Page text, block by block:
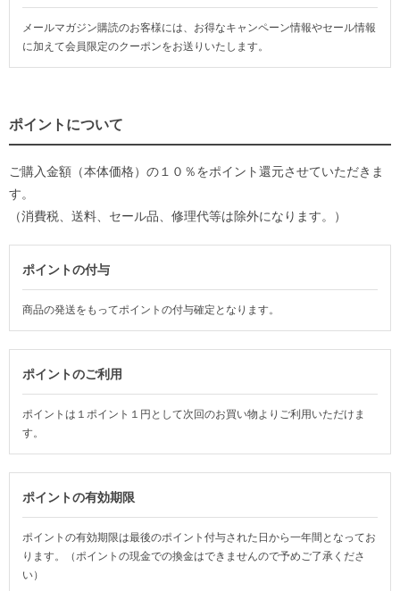
メールマガジン購読のお客様には、お得なキャンペーン情報やセール情報
に加えて会員限定のクーポンをお送りいたします。
ポイントについて
ご購入金額（本体価格）の１０％をポイント還元させていただきま
す。
（消費税、送料、セール品、修理代等は除外になります。）
ポイントの付与
商品の発送をもってポイントの付与確定となります。
ポイントのご利用
ポイントは１ポイント１円として次回のお買い物よりご利用いただけま
す。
ポイントの有効期限
ポイントの有効期限は最後のポイント付与された日から一年間となってお
ります。（ポイントの現金での換金はできませんので予めご了承くださ
い）